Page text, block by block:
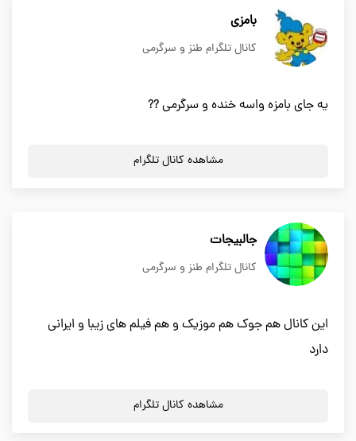
بامزی
کانال تلگرام طنز و سرگرمی
یه جای بامزه واسه خنده و سرگرمی ??
مشاهده کانال تلگرام
جالبیجات
کانال تلگرام طنز و سرگرمی
این کانال هم جوک هم موزیک و هم فیلم های زیبا و ایرانی
دارد
مشاهده کانال تلگرام